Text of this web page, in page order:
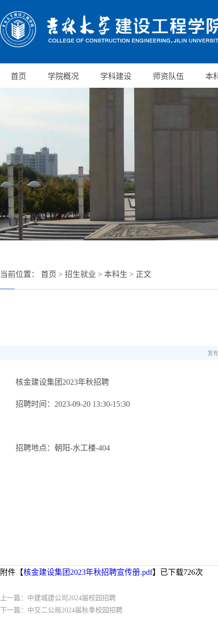
首页 学院概况 学科建设 师资队伍 本
当前位置： 首页 > 招生就业 > 本科生 > 正文
发
核金建设集团2023年秋招聘
招聘时间：2023-09-20 13:30-15:30
招聘地点：朝阳-水工楼-404
附件【核金建设集团2023年秋招聘宣传册.pdf】已下载726次
上一篇： 中建城建公司2024届校园招聘
下一篇： 中交二公局2024届秋季校园招聘